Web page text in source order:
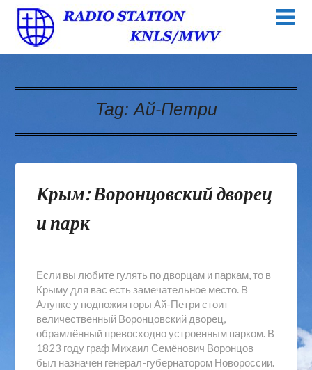
Tag:Ай-Петри
Крым: Воронцовский дворец
и парк
Если вы любите гулять по дворцам и паркам, то в
Крыму для вас есть замечательное место. В
Алупке у подножия горы Ай-Петри стоит
величественный Воронцовский дворец,
обрамлённый превосходно устроенным парком. В
1823 году граф Михаил Семёнович Воронцов
был назначен генерал-губернатором Новороссии.